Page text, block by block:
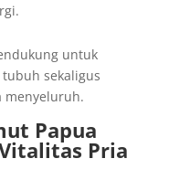
untuk
sekaligus
menyeluruh.
Papua
Pria